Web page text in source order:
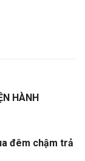
HÀNH
đêm chậm trả